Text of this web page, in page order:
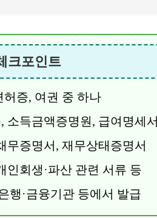
크포인트
증, 여권 중 하나
소득금액증명원, 급여명세서
무증명서, 재무상태증명서
인회생·파산 관련 서류 등
행·금융기관 등에서 발급